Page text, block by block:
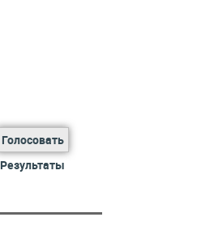
Голосовать
Результаты